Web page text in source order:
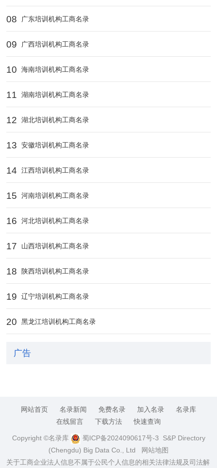
08 广东培训机构工商名录
09 广西培训机构工商名录
10 海南培训机构工商名录
11 湖南培训机构工商名录
12 湖北培训机构工商名录
13 安徽培训机构工商名录
14 江西培训机构工商名录
15 河南培训机构工商名录
16 河北培训机构工商名录
17 山西培训机构工商名录
18 陕西培训机构工商名录
19 辽宁培训机构工商名录
20 黑龙江培训机构工商名录
广告
网站首页 名录新闻 免费名录 加入名录
名录库
在线留言
下载方法 快速查询
Copyright ©名录库 蜀ICP备2024090617号-3 S&P Directory
(Chengdu) Big Data Co., Ltd
网站地图
关于工商企业法人信息不属于公民个人信息的相关法律法规及司法解